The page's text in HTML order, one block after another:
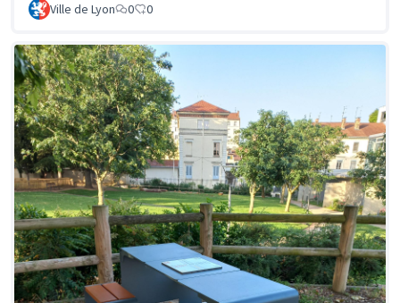
Ville de Lyon 0 0